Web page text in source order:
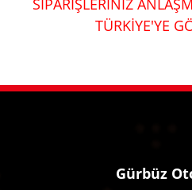
SİPARİŞLERİNİZ
TÜRKİYE'YE
Gürbüz